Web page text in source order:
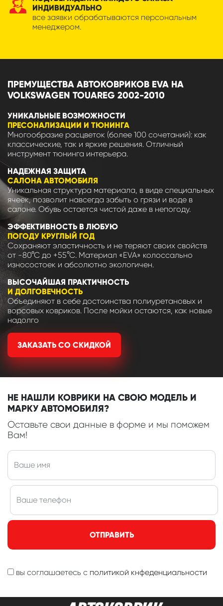
ИНДИВИДУАЛЬНО
все заявки обрабатываются персональным
менеджером.
ПРЕМУЩЕСТВА АВТОКОВРИКОВ EVA НА
VOLKSWAGEN TOUAREG 2002-2010
УНИКАЛЬНЫЕ ВОЗМОЖНОСТИ
ПРЕСОНАЛИЗАЦИИ И ТЮНИНГА
Многообразие расцветок (более 100 сочетаний): как
классические, так и яркие решения. Отличный
инструмент тюнинга интерьера.
НАДЕЖНАЯ ЗАЩИТА
САЛОНА АВТОМОБИЛЯ
Уникальная структура материала, в виде специальных
ячеек, позволит навсегда забыть о грязи и воде в
салоне. Обувь остается чистой даже в непогоду.
ЭФФЕКТИВНОСТЬ В ЛЮБУЮ
ПОГОДУ КРУГЛЫЙ ГОД
Сохраняют эластичность и не теряют своих свойств
от -80°С до +55°С. Материал «EVA» колоссально
износостоек и абсолютно экологичен.
ВЫСОЧАЙШАЯ ПРАКТИЧНОСТЬ
И ДОЛГОВЕЧНОСТЬ
Объединяют в себе достоинства полиуретановых и
ворсовых ковриков. После мойки остаются, как новые
надолго
ЗАКАЗАТЬ СО СКИДКОЙ
НЕ НАШЛИ КОВРИКИ НА СВОЮ МОДЕЛЬ И
МАРКУ АВТОМОБИЛЯ?
Оставьте свои данные в форме и мы поможем
Вам!
ОТПРАВИТЬ
вы соглашаетесь с политикой кнфеденциальности